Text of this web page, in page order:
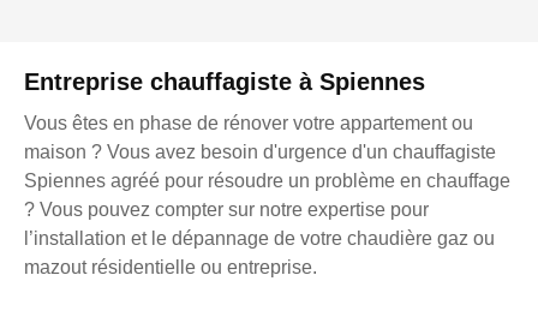
Entreprise chauffagiste à Spiennes
Vous êtes en phase de rénover votre appartement ou
maison ? Vous avez besoin d'urgence d'un chauffagiste
Spiennes agréé pour résoudre un problème en chauffage
? Vous pouvez compter sur notre expertise pour
l’installation et le dépannage de votre chaudière gaz ou
mazout résidentielle ou entreprise.